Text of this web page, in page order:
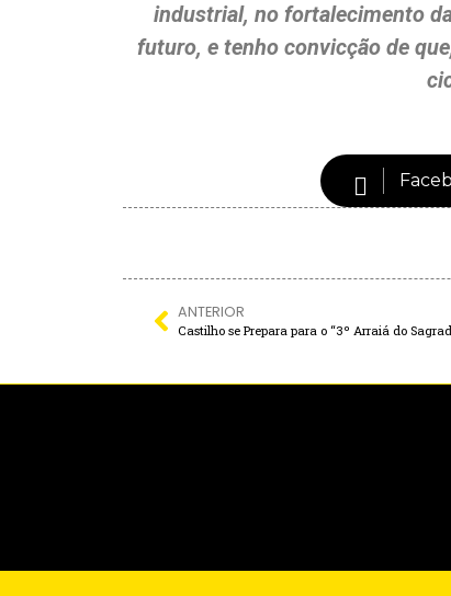
industrial, no fortalecimento
futuro, e tenho convicção de
ANTERIOR
Castilho se Prepara para o “3º Arraiá do